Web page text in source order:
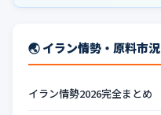
🌏 イラン情勢・原料市況
イラン情勢2026完全まとめ